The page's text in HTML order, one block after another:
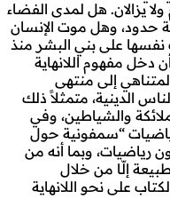
يزالان. هل لمدى الفضاء
حدود، وهل موت الإنسان
على بني البشر منذ
دخل مفهوم اللانهاية
إلى منتهى
الدينية، متمثلاً ذلك
والشياطين، وفي
“سمفونية حول
رياضيات، وبما أنه من
إلّا من خلال
على نحو اللانهاية